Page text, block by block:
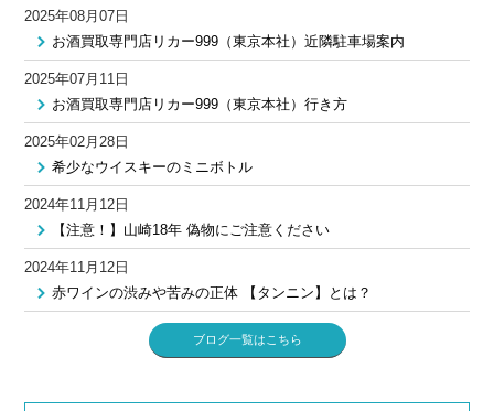
2025年08月07日
お酒買取専門店リカー999（東京本社）近隣駐車場案内
2025年07月11日
お酒買取専門店リカー999（東京本社）行き方
2025年02月28日
希少なウイスキーのミニボトル
2024年11月12日
【注意！】山崎18年 偽物にご注意ください
2024年11月12日
赤ワインの渋みや苦みの正体 【タンニン】とは？
ブログ一覧はこちら